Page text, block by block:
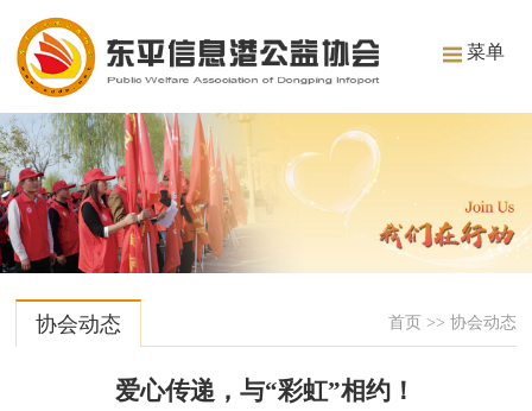
菜单
协会动态 首页 >> 协会动态
爱心传递，与“彩虹”相约！